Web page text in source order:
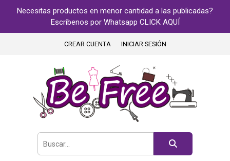
Necesitas productos en menor cantidad a las publicadas?
Escríbenos por Whatsapp CLICK AQUÍ
CREAR CUENTA INICIAR SESIÓN